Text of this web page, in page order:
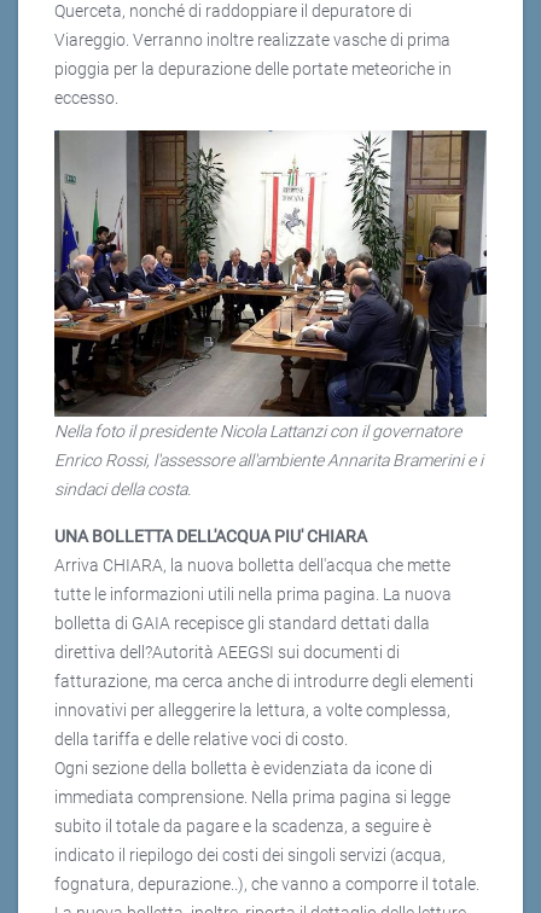
Querceta, nonché di raddoppiare il depuratore di
Viareggio. Verranno inoltre realizzate vasche di prima
pioggia per la depurazione delle portate meteoriche in
eccesso.
Nella foto il presidente Nicola Lattanzi con il governatore
Enrico Rossi, l'assessore all'ambiente Annarita Bramerini e i
sindaci della costa.
UNA BOLLETTA DELL'ACQUA PIU' CHIARA
Arriva CHIARA, la nuova bolletta dell'acqua che mette
tutte le informazioni utili nella prima pagina. La nuova
bolletta di GAIA recepisce gli standard dettati dalla
direttiva dell?Autorità AEEGSI sui documenti di
fatturazione, ma cerca anche di introdurre degli elementi
innovativi per alleggerire la lettura, a volte complessa,
della tariffa e delle relative voci di costo.
Ogni sezione della bolletta è evidenziata da icone di
immediata comprensione. Nella prima pagina si legge
subito il totale da pagare e la scadenza, a seguire è
indicato il riepilogo dei costi dei singoli servizi (acqua,
fognatura, depurazione..), che vanno a comporre il totale.